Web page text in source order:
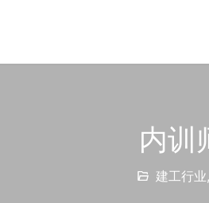
内
建工行业,